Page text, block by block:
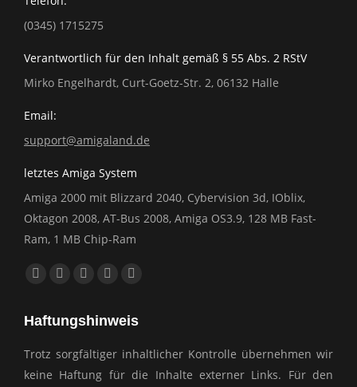
(0345) 1715275
Verantwortlich für den Inhalt gemäß § 55 Abs. 2 RStV
Mirko Engelhardt, Curt-Goetz-Str. 2, 06132 Halle
Email:
support@amigaland.de
letztes Amiga System
Amiga 2000 mit Blizzard 2040, Cybervision 3d, IOblix,
Oktagon 2008, AT-Bus 2008, Amiga OS3.9, 128 MB Fast-
Ram, 1 MB Chip-Ram
Finden Sie uns auf:
Facebook
opens
YouTube
opens
new
E-
page
Website
opens
Whatsapp
opens
Haftungshinweis
Trotz sorgfältiger inhaltlicher Kontrolle übernehmen wir
keine Haftung für die Inhalte externer Links. Für den